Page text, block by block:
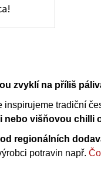
zvyklí na příliš
tradiční
višňovou chilli
regionálních
potravin např.